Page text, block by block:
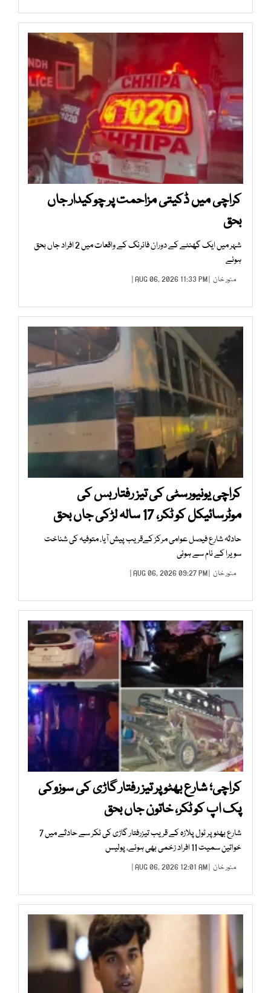
کراچی میں ڈکیتی مزاحمت پر چوکیدار جاں
بحق
شہر میں ایک گھنٹے کے دوران فائرنگ کے واقعات میں 2 افراد جاں بحق
ہوئے
منور خان
کراچی یونیورسٹی کی تیز رفتار بس کی
موٹرسائیکل کو ٹکر، 17 سالہ لڑکی جاں بحق
حادثہ شارع فیصل عوامی مرکز کےقریب پیش آیا، متوفیہ کی شناخت
سویرا کے نام سے ہوئی
منور خان
کراچی؛ شارع بھٹو پر تیز رفتار گاڑی کی سوزوکی
پک اپ کو ٹکر، خاتون جاں بحق
شارع بھٹو پر ٹول پلازہ کے قریب تیزرفتار گاڑی کی ٹکر سے حادثے میں 7
خواتین سمیت 11 افراد زخمی بھی ہوئے، پولیس
منور خان